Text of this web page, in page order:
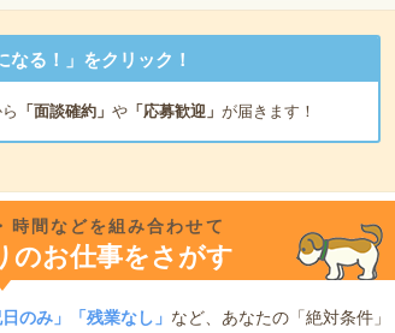
る！」をクリック！
「面談確約」 や「応募歓迎」 が届きます！
時間などを組み合わせて
のお仕事をさがす
日のみ」「残業なし」 など、あなたの「絶対条件」